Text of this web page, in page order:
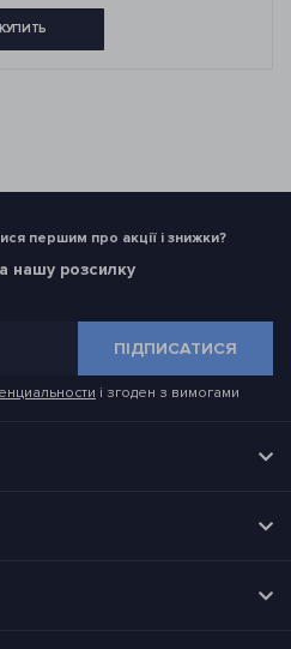
КУПИТЬ
першим про акції і знижки?
нашу розсилку
ПІДПИСАТИСЯ
і згоден з вимогами